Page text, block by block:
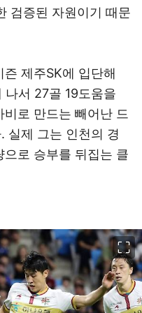
검증된 자원이기 때문
제주SK에 입단해
나서 27골 19도움을
로 만드는 빼어난 드
실제 그는 인천의 경
로 승부를 뒤집는 클